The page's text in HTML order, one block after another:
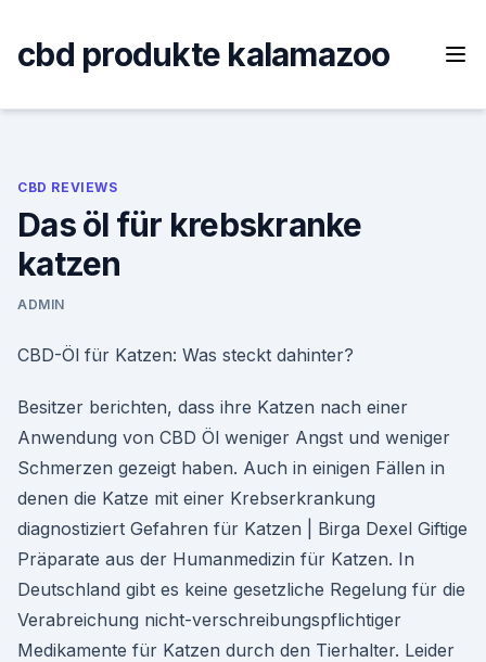
content
cbd produkte kalamazoo
CBD REVIEWS
Das öl für krebskranke
katzen
ADMIN
CBD-Öl für Katzen: Was steckt dahinter?
Besitzer berichten, dass ihre Katzen nach einer
Anwendung von CBD Öl weniger Angst und weniger
Schmerzen gezeigt haben. Auch in einigen Fällen in
denen die Katze mit einer Krebserkrankung
diagnostiziert Gefahren für Katzen | Birga Dexel Giftige
Präparate aus der Humanmedizin für Katzen. In
Deutschland gibt es keine gesetzliche Regelung für die
Verabreichung nicht-verschreibungspflichtiger
Medikamente für Katzen durch den Tierhalter. Leider